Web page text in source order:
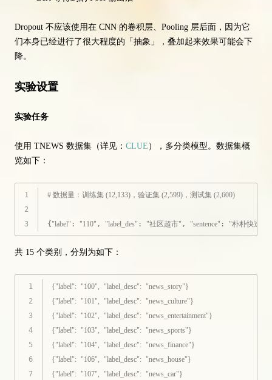
Dropout 不应该使用在 CNN 的卷积层、Pooling 层后面，因为它
们本身已经进行了很大程度的「抽象」，叠加起来效果可能会下
降。
实验设置
实验任务
使用 TNEWS 数据集（详见： CLUE ），多分类模型。数据集概
览如下：
1
2
3
# 数据量：训练集 (12,133)，验证集 (2,599)，测试集 (2,600)
{"label" : "110" , "label_des" : "社区超市" , "sentence" : "朴朴快送超
共 15 个类别，分别为如下：
1
2
3
4
5
6
7
{"label": "100", "label_desc": "news_story"}
{"label": "101", "label_desc": "news_culture"}
{"label": "102", "label_desc": "news_entertainment"}
{"label": "103", "label_desc": "news_sports"}
{"label": "104", "label_desc": "news_finance"}
{"label": "106", "label_desc": "news_house"}
{"label": "107", "label_desc": "news_car"}